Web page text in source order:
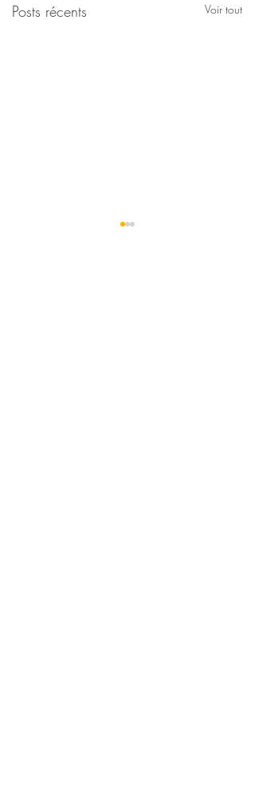
Posts récents Voir tout